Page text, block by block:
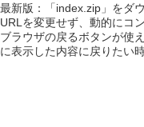
最新版：「index.zip」をダ
URLを変更せず、動的にコ
ブラウザの戻るボタンが使
に表示した内容に戻りたい